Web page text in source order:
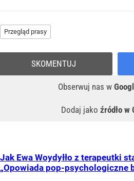
Przegląd prasy
Obserwuj nas w
Dodaj jako źródło w
SKOMENTUJ
Jak Ewa Woydyłło z terapeutki
„Opowiada pop-psychologiczne